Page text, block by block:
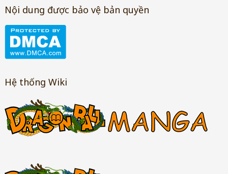
Nội dung được bảo vệ bản quyền
Hệ thống Wiki